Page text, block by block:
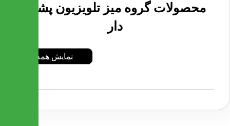
محصولات گروه میز تلویزیون پشت
دار
نمایش همه